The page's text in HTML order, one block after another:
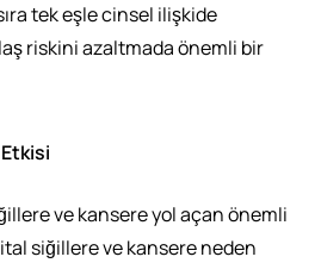
tek eşle cinsel ilişkide
riskini azaltmada önemli bir
Etkisi
ve kansere yol açan önemli
siğillere ve kansere neden